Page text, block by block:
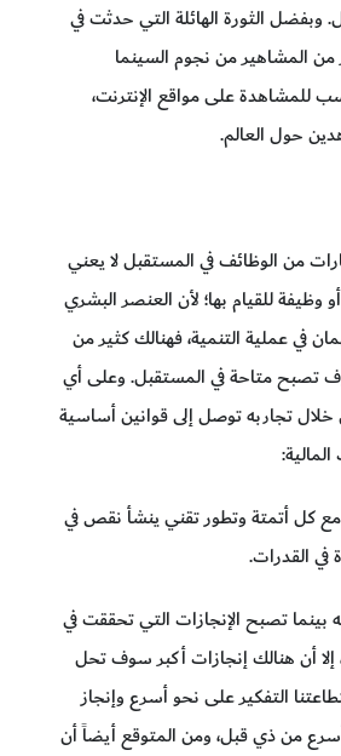
وبفضل الثورة الهائلة التي حدثت في
من المشاهير من نجوم السينما
للمشاهدة على مواقع الإنترنت،
حول العالم.
من الوظائف في المستقبل لا يعني
وظيفة للقيام بها؛ لأن العنصر البشري
في عملية التنمية، فهنالك كثير من
تصبح متاحة في المستقبل. وعلى أي
تجاربه توصل إلى قوانين أساسية
مع كل أتمتة وتطور تقني ينشأ نقص في
في القدرات.
بينما تصبح الإنجازات التي تحققت في
إلا أن هنالك إنجازات أكبر سوف تحل
التفكير على نحو أسرع وإنجاز
من ذي قبل، ومن المتوقع أيضاً أن